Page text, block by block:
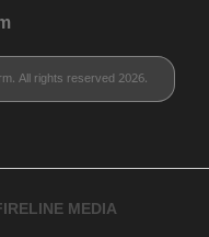
All rights reserved 2026.
MEDIA